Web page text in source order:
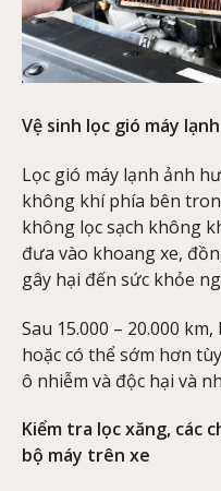
Vệ sinh lọc gió máy lạnh
Lọc gió máy lạnh ảnh
không khí phía bên
không lọc sạch không
đưa vào khoang xe,
gây hại đến sức khỏe
Sau 15.000 – 20.000
hoặc có thể sớm hơn
ô nhiễm và độc hại và
Kiểm tra lọc xăng, các
bộ máy trên xe